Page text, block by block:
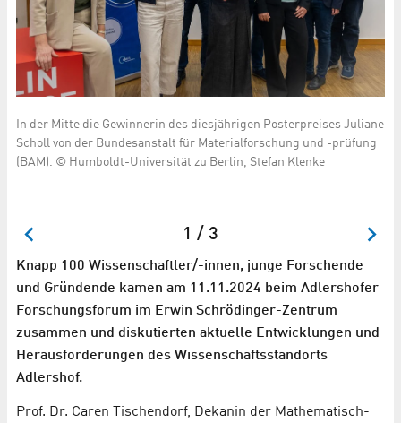
In der Mitte die Gewinnerin des diesjährigen Posterpreises Juliane
Scholl von der Bundesanstalt für Materialforschung und -prüfung
(BAM). © Humboldt-Universität zu Berlin, Stefan Klenke
1 / 3
Knapp 100 Wissenschaftler/-innen, junge Forschende
und Gründende kamen am 11.11.2024 beim Adlershofer
Forschungsforum im Erwin Schrödinger-Zentrum
zusammen und diskutierten aktuelle Entwicklungen und
Herausforderungen des Wissenschaftsstandorts
Adlershof.
Prof. Dr. Caren Tischendorf, Dekanin der Mathematisch-